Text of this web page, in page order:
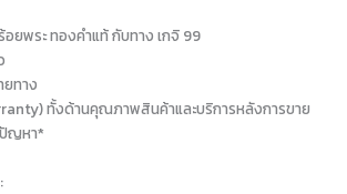
ยพระ ทองคำแท้ กับทาง เกจิ 99
ยทาง
ทั้งด้านคุณภาพสินค้าและบริการหลังการขาย
ญหา*